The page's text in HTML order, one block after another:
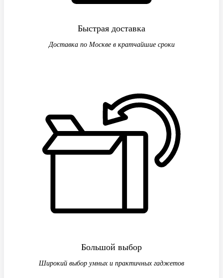
Быстрая доставка
Доставка по Москве в кратчайшие сроки
Большой выбор
Широкий выбор умных и практичных гаджетов